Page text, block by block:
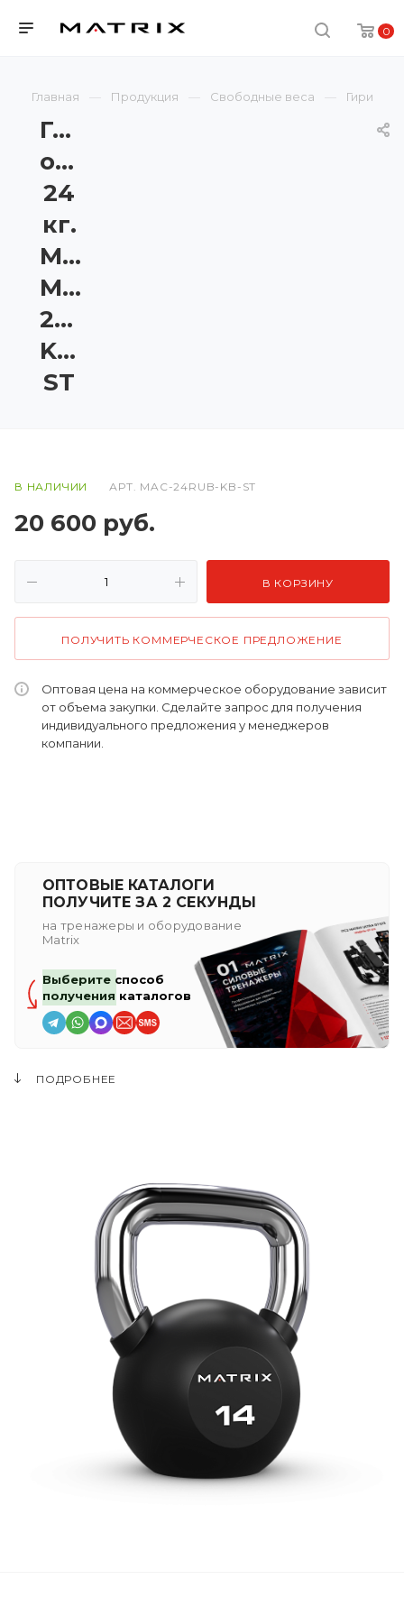
0
Главная Продукция Свободные веса Гири
Гиря
обрезиненная
24
кг.
Matrix
MAC-
24RUB-
KB-
ST
В НАЛИЧИИ АРТ. MAC-24RUB-KB-ST
20 600 руб.
В КОРЗИНУ
ПОЛУЧИТЬ КОММЕРЧЕСКОЕ ПРЕДЛОЖЕНИЕ
Оптовая цена на коммерческое оборудование зависит
от объема закупки. Сделайте запрос для получения
индивидуального предложения у менеджеров
компании.
ОПТОВЫЕ КАТАЛОГИ
ПОЛУЧИТЕ ЗА 2 СЕКУНДЫ
на тренажеры и оборудование
Matrix
Выберите способ
получения каталогов
ПОДРОБНЕЕ